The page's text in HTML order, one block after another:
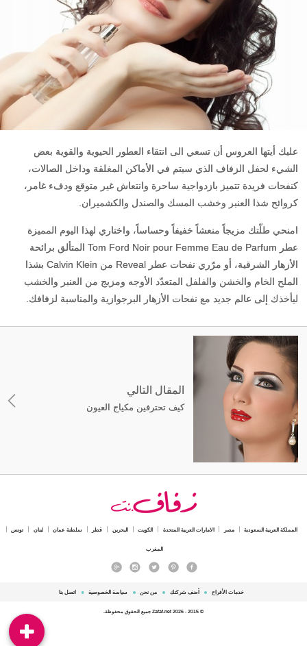
عليك أيتها العروس أن تسعي الى انتقاء العطور الحيوية والقوية بعض
الشيء لحفل الزفاف الذي سيتم في الأماكن المغلقة وداخل الصالات،
كنفحات فريدة تتميز بازدواجية ساحرة وانتعاش غير متوقع ودفء غامر،
كروائح شذا العنبر وخشب المسك والصندل والكشميران.
امنحي طلّتك مزيجاً منعشاً خفيفاً وحساساً، واختاري لهذا اليوم المميزة
عطر Tom Ford Noir pour Femme Eau de Parfum المتألق برائحة
الأزهار الشرقية، أو مرّري نفحات عطر Reveal من Calvin Klein بشذا
الملح الخام والخشن والفلفل المتعدّد الأوجه ومزيج من العنبر والخشب
ليأخذك إلى عالم جديد مع نفحات الأزهار البرجوازية والمناسبة لزفافك.
المقال التالي
كيف تحترفين مكياج العيون
المملكة العربية السعودية مصر الامارات العربية المتحدة الكويت البحرين قطر سلطنة عمان لبنان تونس
المغرب
خدمات الأفراح أضف شركتك من نحن سياسة الخصوصية اتصل بنا
© 2015 - 2026 Zafaf.net جميع الحقوق محفوظة.